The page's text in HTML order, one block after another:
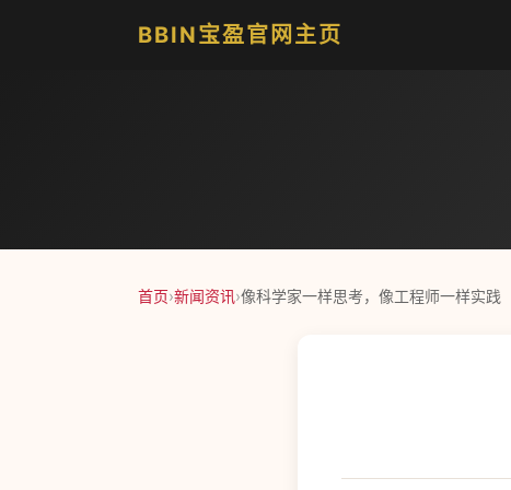
BBIN宝盈官网主页
首页›新闻资讯›像科学家一样思考，像工程师一样实践